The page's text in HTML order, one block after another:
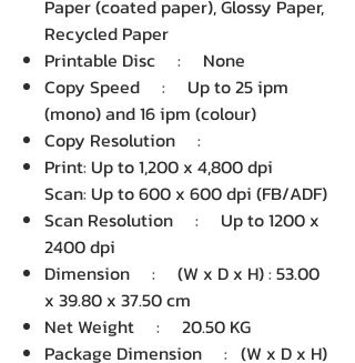
Paper (coated paper), Glossy Paper,
Recycled Paper
Printable Disc : None
Copy Speed : Up to 25 ipm
(mono) and 16 ipm (colour)
Copy Resolution :
Print: Up to 1,200 x 4,800 dpi
Scan: Up to 600 x 600 dpi (FB/ADF)
Scan Resolution : Up to 1200 x
2400 dpi
Dimension : (W x D x H) : 53.00
x 39.80 x 37.50 cm
Net Weight : 20.50 KG
Package Dimension : (W x D x H)